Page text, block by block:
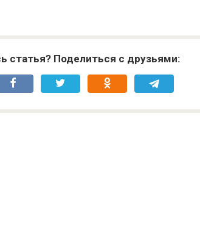
статья? Поделиться с друзьями: